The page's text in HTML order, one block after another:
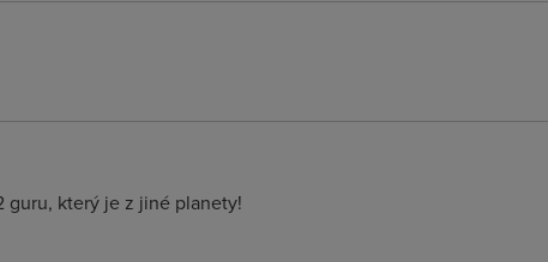
guru, který je z jiné planety!